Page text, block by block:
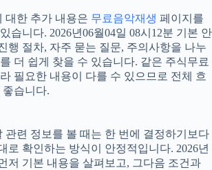
대한 추가 내용은 무료음악재생 페이지를
습니다. 2026년06월04일 08시12분 기본 안
행 절차, 자주 묻는 질문, 주의사항을 나누
더 쉽게 찾을 수 있습니다. 같은 주식무료
필요한 내용이 다를 수 있으므로 전체 흐
습니다.
관련 정보를 볼 때는 한 번에 결정하기보다
로 확인하는 방식이 안정적입니다. 2026년
저 기본 내용을 살펴보고, 그다음 조건과